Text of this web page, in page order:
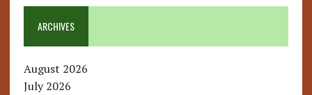
ARCHIVES
August 2026
July 2026